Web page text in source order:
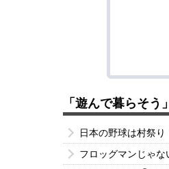
「遊んで暮らそ
日本の野球は村祭り
フロッグマンじゃな